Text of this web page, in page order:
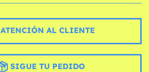
ATENCIÓN AL CLIENTE
SIGUE TU PEDIDO